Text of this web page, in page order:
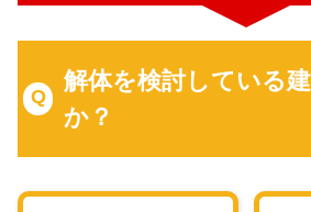
解体を検討している
か？